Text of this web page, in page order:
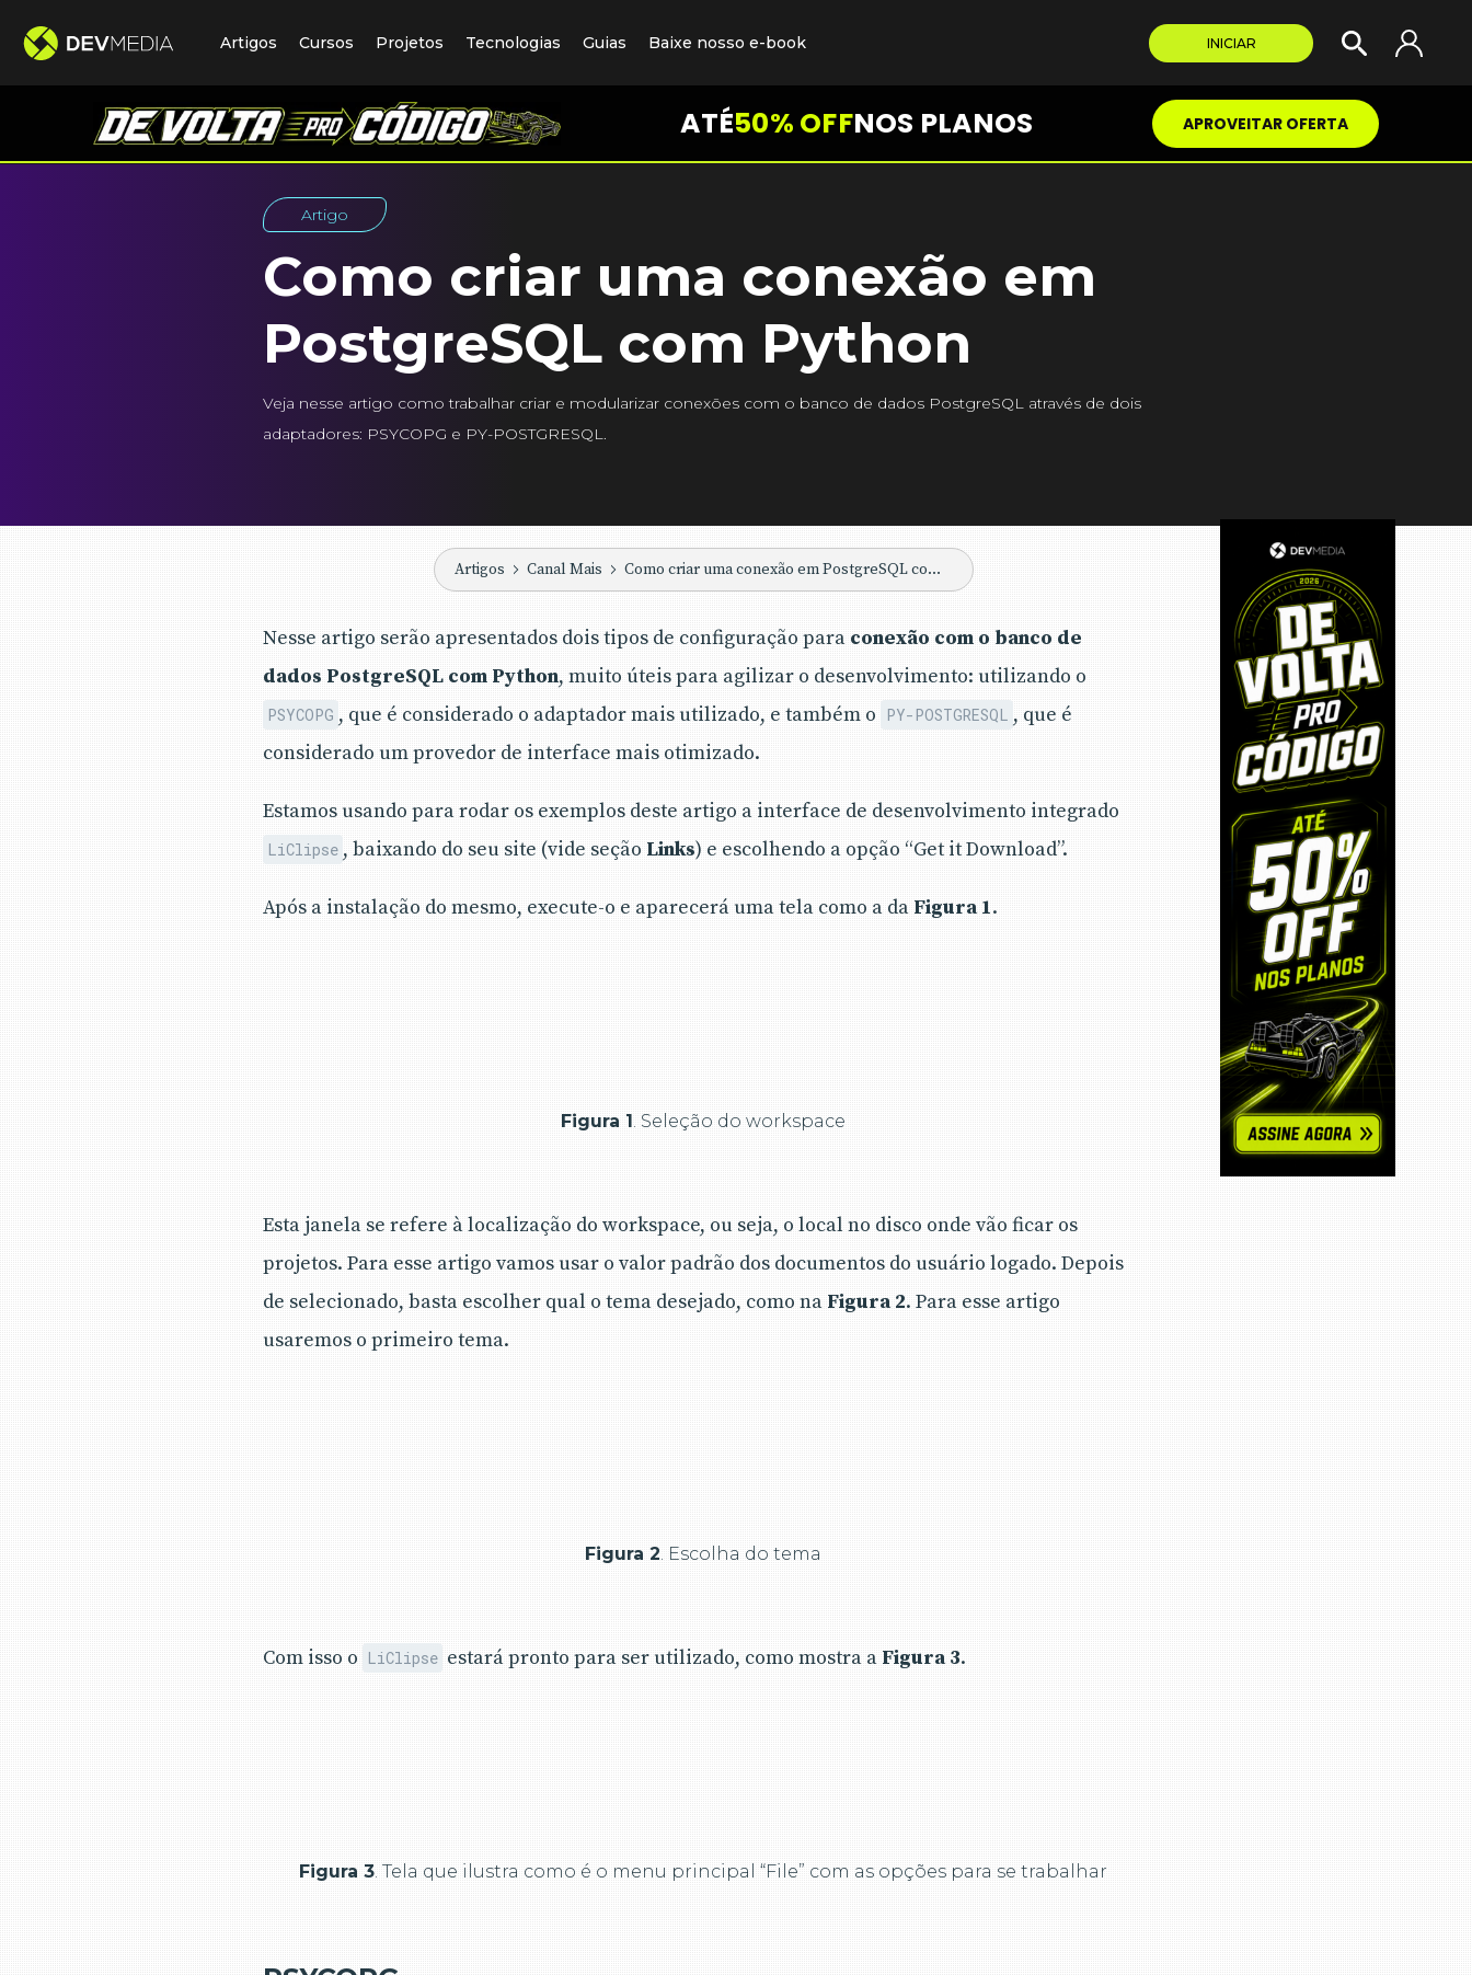
Artigos Cursos Projetos Tecnologias Guias Baixe nosso e-book INICIAR
ATÉ50% OFFNOS PLANOS APROVEITAR OFERTA
Artigo
Como criar uma conexão em
PostgreSQL com Python
Veja nesse artigo como trabalhar criar e modularizar conexões com o banco de dados PostgreSQL através de dois
adaptadores: PSYCOPG e PY-POSTGRESQL.
Artigos Canal Mais Como criar uma conexão em PostgreSQL com Python
Nesse artigo serão apresentados dois tipos de configuração para conexão com o banco de
dados PostgreSQL com Python, muito úteis para agilizar o desenvolvimento: utilizando o
PSYCOPG , que é considerado o adaptador mais utilizado, e também o PY-POSTGRESQL , que é
considerado um provedor de interface mais otimizado.
Estamos usando para rodar os exemplos deste artigo a interface de desenvolvimento integrado
LiClipse , baixando do seu site (vide seção Links) e escolhendo a opção “Get it Download”.
Após a instalação do mesmo, execute-o e aparecerá uma tela como a da Figura 1.
Figura 1. Seleção do workspace
Esta janela se refere à localização do workspace, ou seja, o local no disco onde vão ficar os
projetos. Para esse artigo vamos usar o valor padrão dos documentos do usuário logado. Depois
de selecionado, basta escolher qual o tema desejado, como na Figura 2. Para esse artigo
usaremos o primeiro tema.
Figura 2. Escolha do tema
Com isso o LiClipse estará pronto para ser utilizado, como mostra a Figura 3.
Figura 3. Tela que ilustra como é o menu principal “File” com as opções para se trabalhar